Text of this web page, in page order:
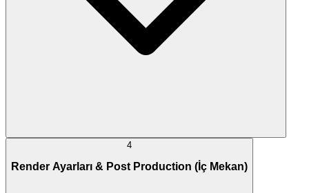
4
Render Ayarları & Post Production (İç Mekan)